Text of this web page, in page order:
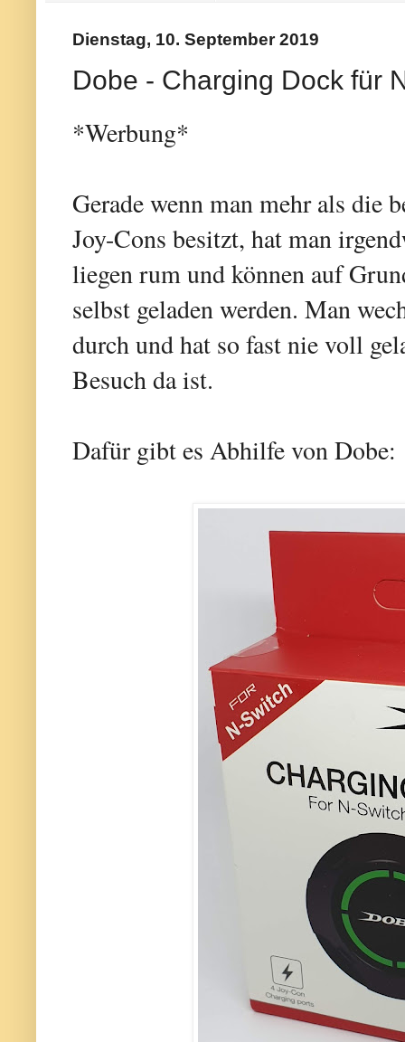
Dienstag, 10. September 2019
Dobe - Charging Dock für
*Werbung*
Gerade wenn man mehr als die
Joy-Cons besitzt, hat man
liegen rum und können auf
selbst geladen werden. Man
durch und hat so fast nie voll
Besuch da ist.
Dafür gibt es Abhilfe von Dobe: